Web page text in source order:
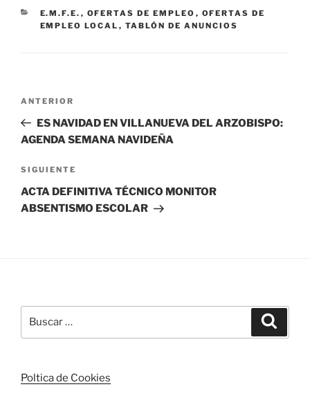
CATEGORÍAS
E.M.F.E. , OFERTAS DE EMPLEO , OFERTAS DE
EMPLEO LOCAL , TABLÓN DE ANUNCIOS
entradas
Entrada
anterior:
ANTERIOR
ES NAVIDAD EN VILLANUEVA DEL ARZOBISPO:
AGENDA SEMANA NAVIDEÑA
Siguiente
entrada
SIGUIENTE
ACTA DEFINITIVA TÉCNICO MONITOR
ABSENTISMO ESCOLAR
por:
Poltica de Cookies